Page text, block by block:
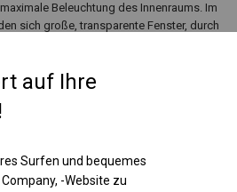
Beleuchtung des Innenraums. Im
sich große, transparente Fenster, durch
ansehen
Plane ändern
auf Ihre
Surfen und bequemes
-Website zu